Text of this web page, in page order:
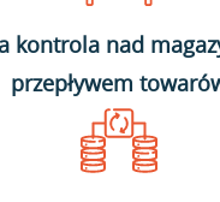
kontrola nad
przepływem